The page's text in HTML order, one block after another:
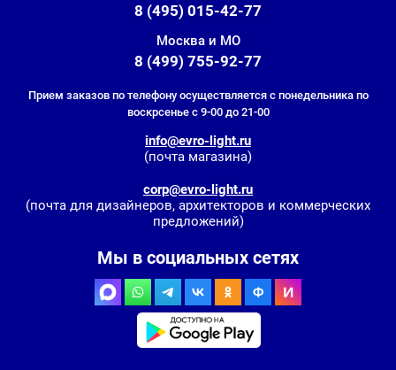
8 (495) 015-42-77
Москва и МО
8 (499) 755-92-77
Прием заказов по телефону осуществляется с понедельника по
воскрсенье с 9-00 до 21-00
info@evro-light.ru
(почта магазина)
corp@evro-light.ru
(почта для дизайнеров, архитекторов и коммерческих
предложений)
Мы в социальных сетях